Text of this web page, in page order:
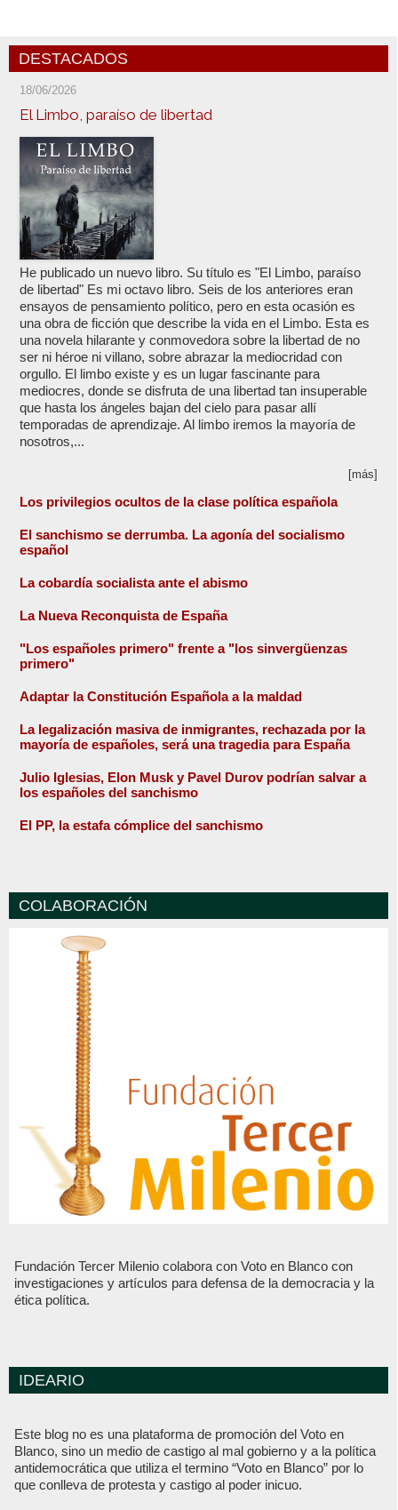
DESTACADOS
18/06/2026
El Limbo, paraíso de libertad
He publicado un nuevo libro. Su título es "El Limbo, paraíso
de libertad" Es mi octavo libro. Seis de los anteriores eran
ensayos de pensamiento político, pero en esta ocasión es
una obra de ficción que describe la vida en el Limbo. Esta es
una novela hilarante y conmovedora sobre la libertad de no
ser ni héroe ni villano, sobre abrazar la mediocridad con
orgullo. El limbo existe y es un lugar fascinante para
mediocres, donde se disfruta de una libertad tan insuperable
que hasta los ángeles bajan del cielo para pasar allí
temporadas de aprendizaje. Al limbo iremos la mayoría de
nosotros,...
[más]
Los privilegios ocultos de la clase política española
El sanchismo se derrumba. La agonía del socialismo
español
La cobardía socialista ante el abismo
La Nueva Reconquista de España
"Los españoles primero" frente a "los sinvergüenzas
primero"
Adaptar la Constitución Española a la maldad
La legalización masiva de inmigrantes, rechazada por la
mayoría de españoles, será una tragedia para España
Julio Iglesias, Elon Musk y Pavel Durov podrían salvar a
los españoles del sanchismo
El PP, la estafa cómplice del sanchismo
COLABORACIÓN
Fundación Tercer Milenio colabora con Voto en Blanco con
investigaciones y artículos para defensa de la democracia y la
ética política.
IDEARIO
Este blog no es una plataforma de promoción del Voto en
Blanco, sino un medio de castigo al mal gobierno y a la política
antidemocrática que utiliza el termino “Voto en Blanco” por lo
que conlleva de protesta y castigo al poder inicuo.